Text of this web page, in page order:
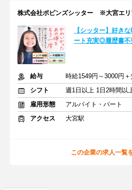
株式会社ポピンズシッター ※大宮エリ
【シッター】好き
ート充実◎履歴書不
給与
時給1549円～3000円
シフト
雇用形態
アルバイト・パート
アクセス
大宮駅
この企業の求人一覧